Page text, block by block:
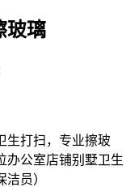
玻璃
生打扫，专业擦玻
办公室店铺别墅卫生
员）